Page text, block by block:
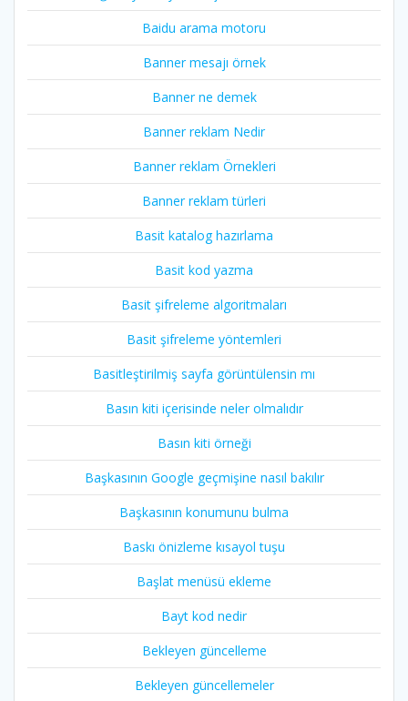
Baidu arama motoru
Banner mesajı örnek
Banner ne demek
Banner reklam Nedir
Banner reklam Örnekleri
Banner reklam türleri
Basit katalog hazırlama
Basit kod yazma
Basit şifreleme algoritmaları
Basit şifreleme yöntemleri
Basitleştirilmiş sayfa görüntülensin mı
Basın kiti içerisinde neler olmalıdır
Basın kiti örneği
Başkasının Google geçmişine nasıl bakılır
Başkasının konumunu bulma
Baskı önizleme kısayol tuşu
Başlat menüsü ekleme
Bayt kod nedir
Bekleyen güncelleme
Bekleyen güncellemeler